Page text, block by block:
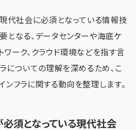
現代社会に必須となっている情報技
となる、データセンターや海底ケ
ワーク、クラウド環境などを指す言
についての理解を深めるため、こ
ンフラに関する動向を整理します。
必須となっている現代社会